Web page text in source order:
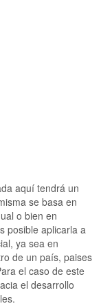
aquí tendrá un
se basa en
o bien en
posible aplicarla a
ya sea en
de un país, paises
el caso de este
el desarrollo